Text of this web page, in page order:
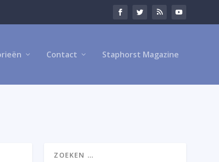
Contact Staphorst Magazine